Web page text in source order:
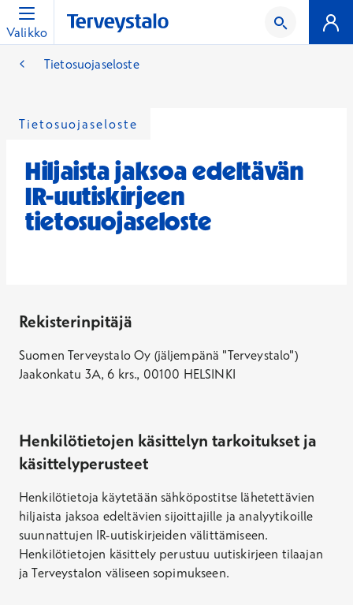
Valikko
Tietosuojaseloste
Tietosuojaseloste
Hiljaista jaksoa edeltävän
IR-uutiskirjeen
tietosuojaseloste
Rekisterinpitäjä
Suomen Terveystalo Oy (jäljempänä "Terveystalo")
Jaakonkatu 3A, 6 krs., 00100 HELSINKI
Henkilötietojen käsittelyn tarkoitukset ja
käsittelyperusteet
Henkilötietoja käytetään sähköpostitse lähetettävien
hiljaista jaksoa edeltävien sijoittajille ja analyytikoille
suunnattujen IR-uutiskirjeiden välittämiseen.
Henkilötietojen käsittely perustuu uutiskirjeen tilaajan
ja Terveystalon väliseen sopimukseen.